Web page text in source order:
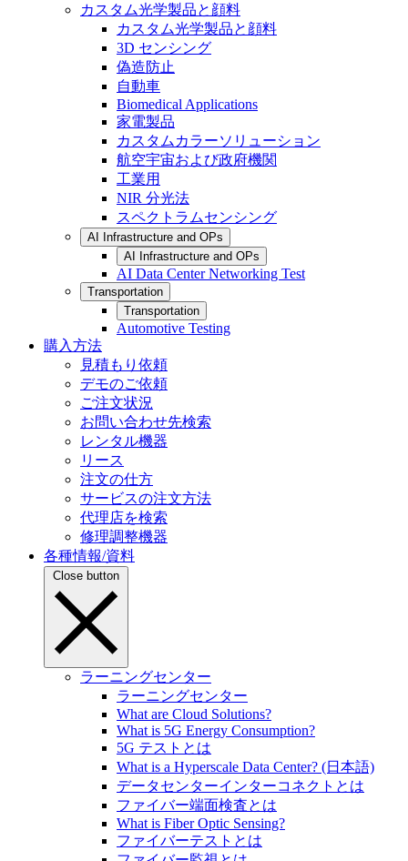
カスタム光学製品と顔料
カスタム光学製品と顔料
3D センシング
偽造防止
自動車
Biomedical Applications
家電製品
カスタムカラーソリューション
航空宇宙および政府機関
工業用
NIR 分光法
スペクトラムセンシング
AI Infrastructure and OPs
AI Infrastructure and OPs
AI Data Center Networking Test
Transportation
Transportation
Automotive Testing
購入方法
見積もり依頼
デモのご依頼
ご注文状況
お問い合わせ先検索
レンタル機器
リース
注文の仕方
サービスの注文方法
代理店を検索
修理調整機器
各種情報/資料
Close button
ラーニングセンター
ラーニングセンター
What are Cloud Solutions?
What is 5G Energy Consumption?
5G テストとは
What is a Hyperscale Data Center? (日本語)
データセンターインターコネクトとは
ファイバー端面検査とは
What is Fiber Optic Sensing?
ファイバーテストとは